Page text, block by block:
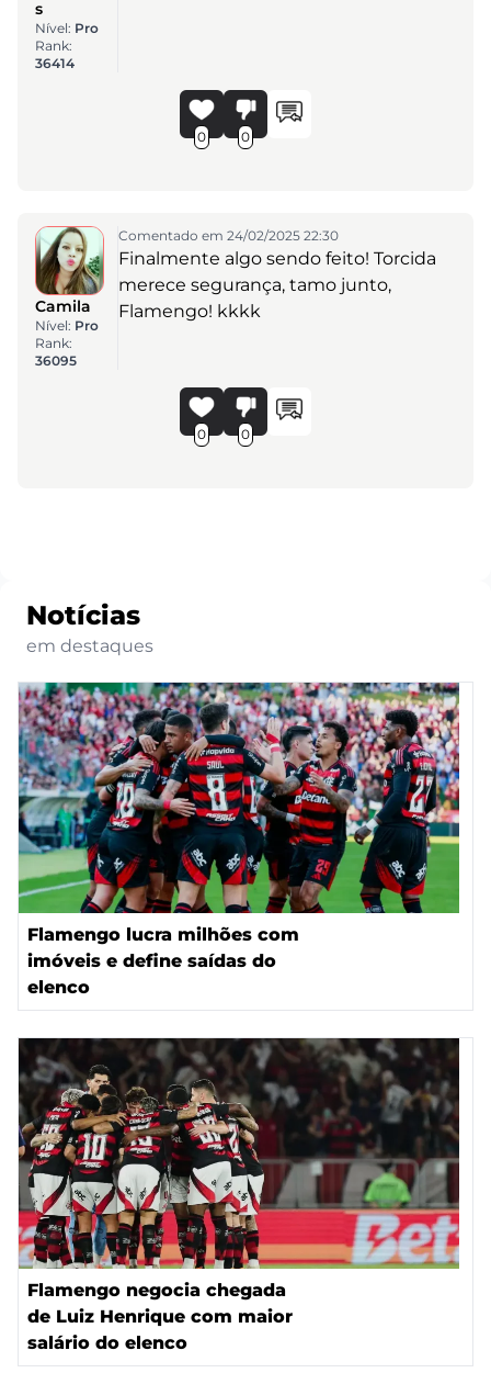
s
Nível: Pro
Rank:
36414
0 0
Camila
Nível: Pro
Rank:
36095
Comentado em 24/02/2025 22:30
Finalmente algo sendo feito! Torcida
merece segurança, tamo junto,
Flamengo! kkkk
0 0
Notícias
em destaques
Flamengo lucra milhões com
imóveis e define saídas do
elenco
Flamengo negocia chegada
de Luiz Henrique com maior
salário do elenco